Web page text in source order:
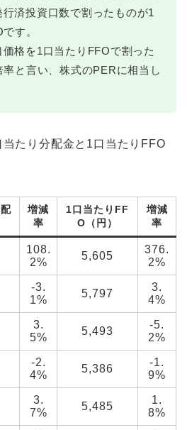
行済投資口数で割ったものが1
す。
価格を1口当たりFFOで割った
率と言い、株式のPERに相当し
たり分配金と1口当たりFFO
増減
率
1口当たりFF
O（円）
増減
率
108.
2%
5,605
376.
2%
-3.
1%
5,797
3.
4%
3.
5%
5,493
-5.
2%
-2.
4%
5,386
-1.
9%
3.
7%
5,485
1.
8%